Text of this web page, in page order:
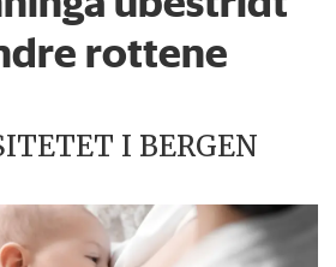
rottene
I BERGEN